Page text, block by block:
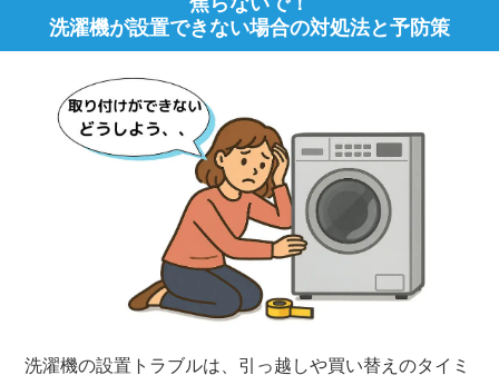
洗濯機が設置できない場合の対処法と予防策
洗濯機の設置トラブルは、引っ越しや買い替えのタイミ